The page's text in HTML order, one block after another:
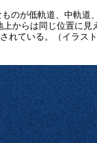
のが低軌道、中軌
からは同じ位置に
れている。（イラスト